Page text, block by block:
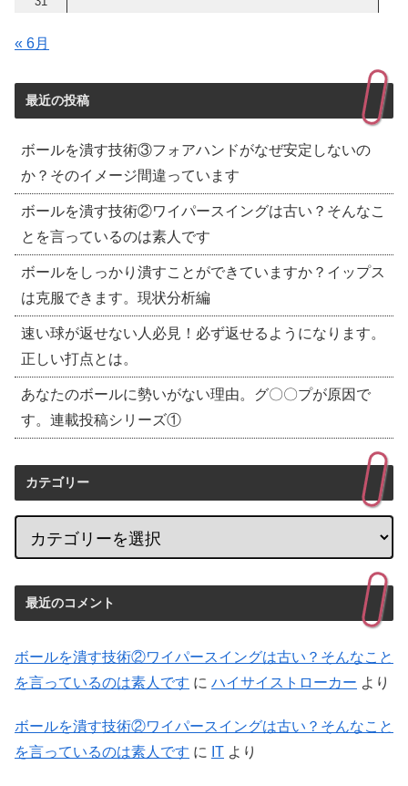
« 6月
最近の投稿
ボールを潰す技術③フォアハンドがなぜ安定しないの
か？そのイメージ間違っています
ボールを潰す技術②ワイパースイングは古い？そんなこ
とを言っているのは素人です
ボールをしっかり潰すことができていますか？イップス
は克服できます。現状分析編
速い球が返せない人必見！必ず返せるようになります。
正しい打点とは。
あなたのボールに勢いがない理由。グ〇〇プが原因で
す。連載投稿シリーズ①
カテゴリー
最近のコメント
ボールを潰す技術②ワイパースイングは古い？そんなこと
を言っているのは素人です に ハイサイストローカー より
ボールを潰す技術②ワイパースイングは古い？そんなこと
を言っているのは素人です に IT より